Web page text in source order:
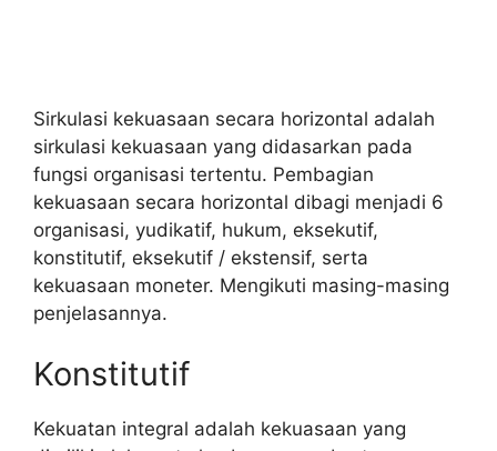
Sirkulasi kekuasaan secara horizontal adalah
sirkulasi kekuasaan yang didasarkan pada
fungsi organisasi tertentu. Pembagian
kekuasaan secara horizontal dibagi menjadi 6
organisasi, yudikatif, hukum, eksekutif,
konstitutif, eksekutif / ekstensif, serta
kekuasaan moneter. Mengikuti masing-masing
penjelasannya.
Konstitutif
Kekuatan integral adalah kekuasaan yang